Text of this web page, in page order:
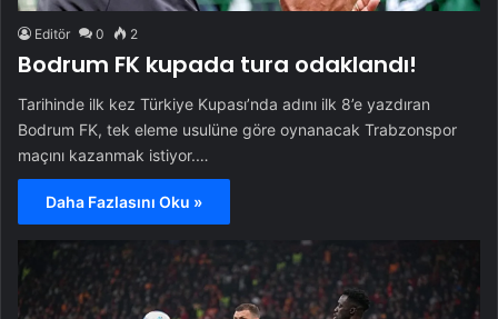
Editör 0 2
Bodrum FK kupada tura odaklandı!
Tarihinde ilk kez Türkiye Kupası’nda adını ilk 8’e yazdıran
Bodrum FK, tek eleme usulüne göre oynanacak Trabzonspor
maçını kazanmak istiyor.…
Daha Fazlasını Oku »